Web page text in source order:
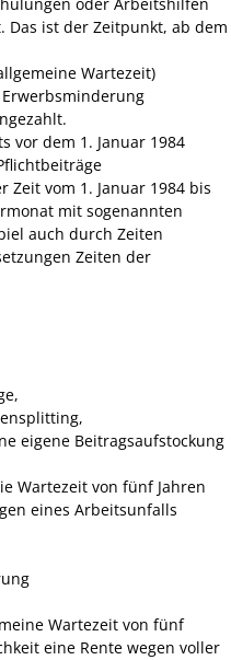
Das ist der Zeitpunkt, ab dem
Wartezeit)
vor dem 1. Januar 1984
vom 1. Januar 1984 bis
mit sogenannten
auch durch Zeiten
Zeiten der
,
eigene Beitragsaufstockung
Wartezeit von fünf Jahren
eines Arbeitsunfalls
Wartezeit von fünf
eine Rente wegen voller